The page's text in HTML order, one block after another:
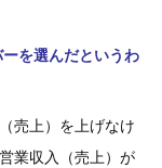
を選んだというわ
売上）を上げなけ
業収入（売上）が